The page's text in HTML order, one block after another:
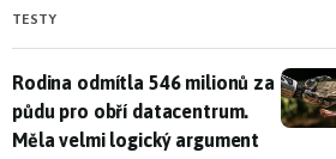
TESTY
Rodina odmítla 546 milionů za
Rodina odmítla 546 milionů za
půdu pro obří datacentrum.
Měla velmi logický argument